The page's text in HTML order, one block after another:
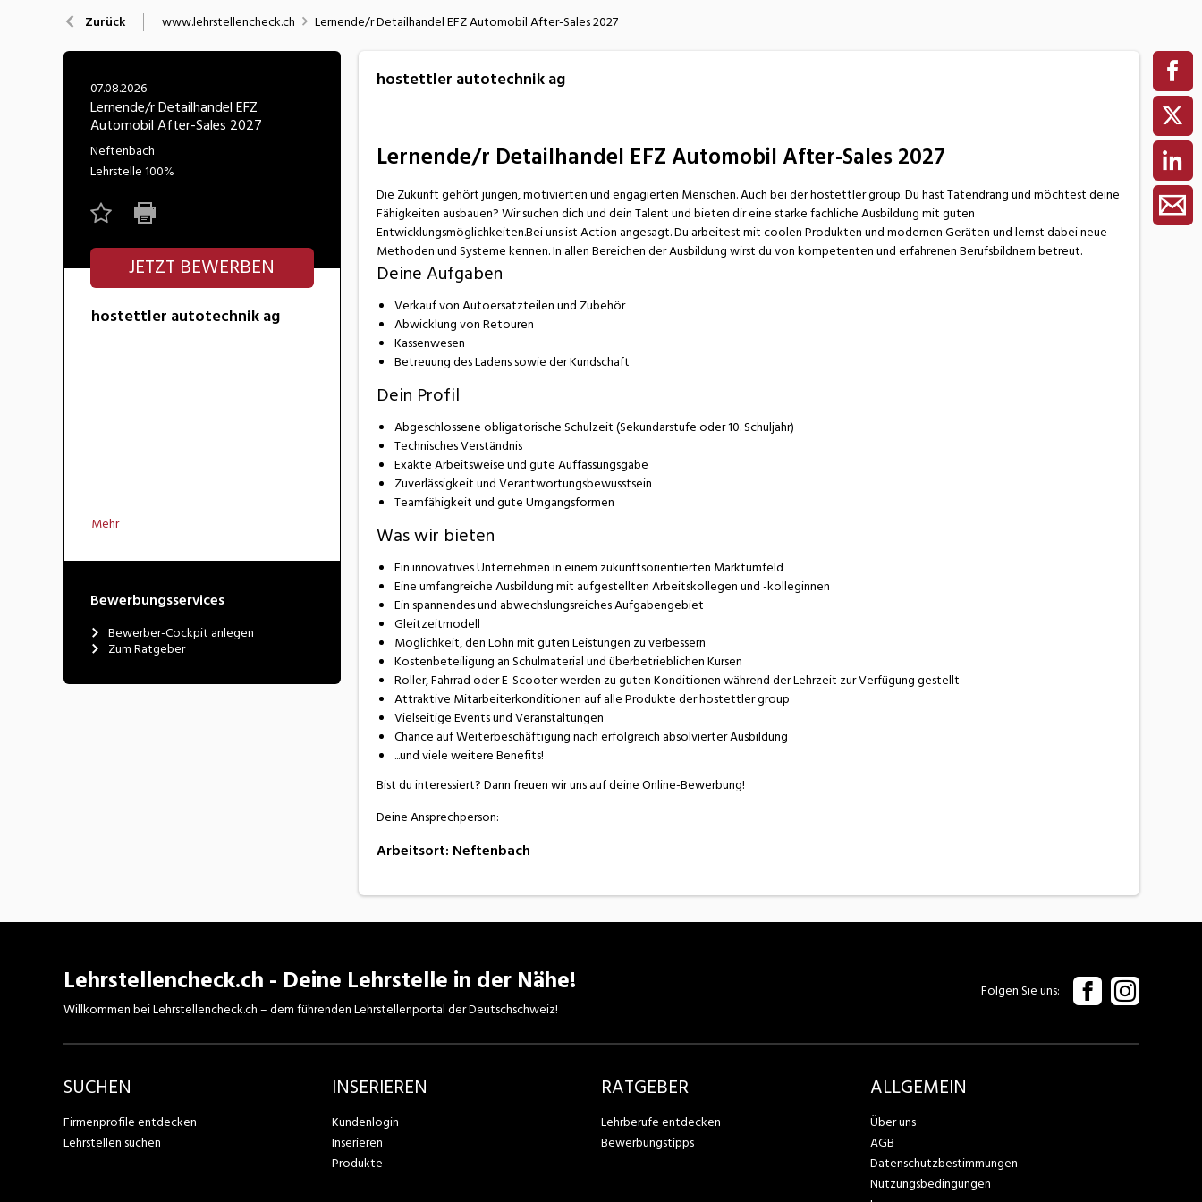
Nahrung
Wirtschaft/Verwaltung
Zurück www.lehrstellencheck.ch Lernende/r Detailhandel EFZ Automobil After-Sales 2027
07.08.2026
Lernende/r Detailhandel EFZ
Automobil After-Sales 2027
Neftenbach
Lehrstelle100%
JETZT BEWERBEN
hostettler autotechnik ag
Mehr
Bewerbungsservices
Bewerber-Cockpit anlegen
Zum Ratgeber
hostettler autotechnik ag
Lernende/r Detailhandel EFZ Automobil After-Sales 2027
Die Zukunft gehört jungen, motivierten und engagierten Menschen. Auch bei der hostettler group. Du hast Tatendrang und möchtest deine
Fähigkeiten ausbauen? Wir suchen dich und dein Talent und bieten dir eine starke fachliche Ausbildung mit guten
Entwicklungsmöglichkeiten.Bei uns ist Action angesagt. Du arbeitest mit coolen Produkten und modernen Geräten und lernst dabei neue
Methoden und Systeme kennen. In allen Bereichen der Ausbildung wirst du von kompetenten und erfahrenen Berufsbildnern betreut.
Deine Aufgaben
Verkauf von Autoersatzteilen und Zubehör
Abwicklung von Retouren
Kassenwesen
Betreuung des Ladens sowie der Kundschaft
Dein Profil
Abgeschlossene obligatorische Schulzeit (Sekundarstufe oder 10. Schuljahr)
Technisches Verständnis
Exakte Arbeitsweise und gute Auffassungsgabe
Zuverlässigkeit und Verantwortungsbewusstsein
Teamfähigkeit und gute Umgangsformen
Was wir bieten
Ein innovatives Unternehmen in einem zukunftsorientierten Marktumfeld
Eine umfangreiche Ausbildung mit aufgestellten Arbeitskollegen und -kolleginnen
Ein spannendes und abwechslungsreiches Aufgabengebiet
Gleitzeitmodell
Möglichkeit, den Lohn mit guten Leistungen zu verbessern
Kostenbeteiligung an Schulmaterial und überbetrieblichen Kursen
Roller, Fahrrad oder E-Scooter werden zu guten Konditionen während der Lehrzeit zur Verfügung gestellt
Attraktive Mitarbeiterkonditionen auf alle Produkte der hostettler group
Vielseitige Events und Veranstaltungen
Chance auf Weiterbeschäftigung nach erfolgreich absolvierter Ausbildung
...und viele weitere Benefits!
Bist du interessiert? Dann freuen wir uns auf deine Online-Bewerbung!
Deine Ansprechperson:
Arbeitsort: Neftenbach
Lehrstellencheck.ch - Deine Lehrstelle in der Nähe!
Willkommen bei Lehrstellencheck.ch – dem führenden Lehrstellenportal der Deutschschweiz!
Folgen Sie uns
SUCHEN
Firmenprofile entdecken
Lehrstellen suchen
INSERIEREN
Kundenlogin
Inserieren
Produkte
RATGEBER
Lehrberufe entdecken
Bewerbungstipps
ALLGEMEIN
Über uns
AGB
Datenschutzbestimmungen
Nutzungsbedingungen